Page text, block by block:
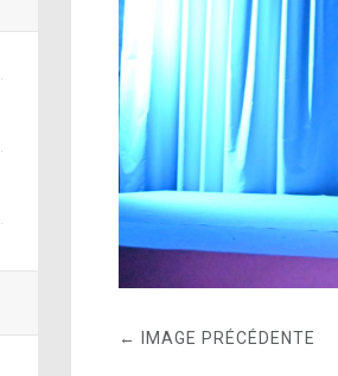
← IMAGE PRÉCÉDENTE